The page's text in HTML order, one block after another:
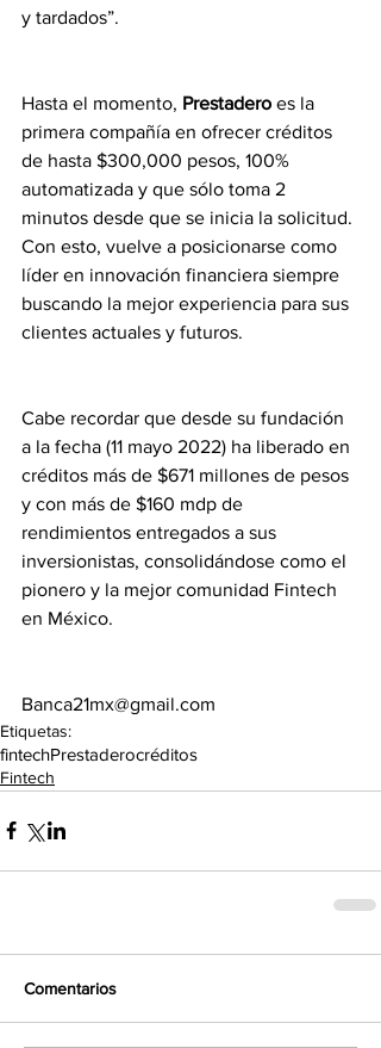
y tardados”.
Hasta el momento, Prestadero es la
primera compañía en ofrecer créditos
de hasta $300,000 pesos, 100%
automatizada y que sólo toma 2
minutos desde que se inicia la solicitud.
Con esto, vuelve a posicionarse como
líder en innovación financiera siempre
buscando la mejor experiencia para sus
clientes actuales y futuros.
Cabe recordar que desde su fundación
a la fecha (11 mayo 2022) ha liberado en
créditos más de $671 millones de pesos
y con más de $160 mdp de
rendimientos entregados a sus
inversionistas, consolidándose como el
pionero y la mejor comunidad Fintech
en México.
Banca21mx@gmail.com
Etiquetas:
fintechPrestaderocréditos
Fintech
Comentarios